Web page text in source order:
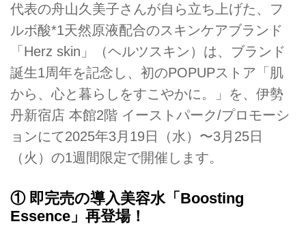
代表の舟山久美子さんが自ら立ち上げた、フ
ルボ酸*1天然原液配合のスキンケアブランド
「Herz skin」（ヘルツスキン）は、ブランド
誕生1周年を記念し、初のPOPUPストア「肌
から、心と暮らしをすこやかに。」を、伊勢
丹新宿店 本館2階 イーストパーク/プロモーシ
ョンにて2025年3月19日（水）〜3月25日
（火）の1週間限定で開催します。
① 即完売の導入美容水「Boosting
Essence」再登場！